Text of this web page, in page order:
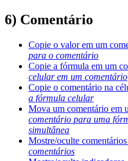
6) Comentário
Copie o valor em um
para o comentário
Copie a fórmula em um
celular em um comentário
Copie o comentário na
a fórmula celular
Mova um comentário em
comentário para uma
simultânea
Mostre/oculte comentários
comentários